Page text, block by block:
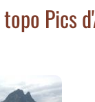
Pics